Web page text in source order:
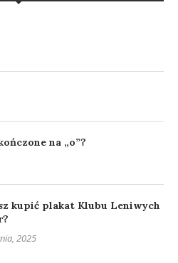
na „o”?
kupić plakat Klubu Leniwych
2025